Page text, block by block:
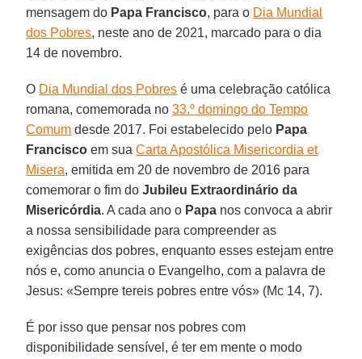
mensagem do Papa Francisco, para o Dia Mundial
dos Pobres, neste ano de 2021, marcado para o dia
14 de novembro.
O Dia Mundial dos Pobres é uma celebração católica
romana, comemorada no33.º domingo do Tempo
Comum desde 2017. Foi estabelecido pelo Papa
Francisco em suaCarta Apostólica Misericordia et
Misera, emitida em 20 de novembro de 2016 para
comemorar o fim doJubileu Extraordinário da
Misericórdia. A cada ano o Papa nos convoca a abrir
a nossa sensibilidade para compreender as
exigências dos pobres, enquanto esses estejam entre
nós e, como anuncia o Evangelho, com a palavra de
Jesus: «Sempre tereis pobres entre vós» (Mc 14, 7).
É por isso que pensar nos pobres com
disponibilidade sensível, é ter em mente o modo